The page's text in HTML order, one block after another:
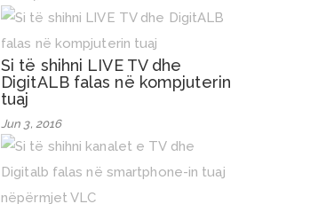
Si të shihni LIVE TV dhe
DigitALB falas në kompjuterin
tuaj
Jun 3, 2016